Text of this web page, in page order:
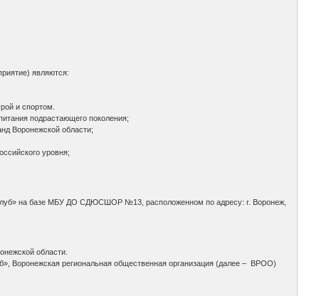
являются:
и спортом.
подрастающего поколения;
Воронежской области;
уровня;
на базе МБУ ДО СДЮСШОР №13, расположенном по адресу: г. Воронеж,
области.
Воронежская региональная общественная организация (далее – ВРОО)